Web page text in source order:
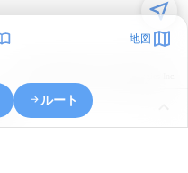
地図
ルート